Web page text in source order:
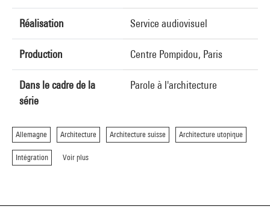
Réalisation Service audiovisuel
Production Centre Pompidou, Paris
Dans le cadre de la
série
Parole à l'architecture
Allemagne Architecture Architecture suisse Architecture utopique
Intégration Voir plus